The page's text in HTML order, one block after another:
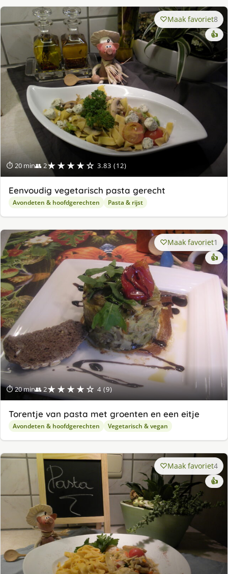
⏱ 20 min👥 2★★★★☆ 3.83 (12)
Maak favoriet8
👍
Eenvoudig vegetarisch pasta gerecht
Avondeten & hoofdgerechten Pasta & rijst
⏱ 20 min👥 2★★★★☆ 4 (9)
Maak favoriet1
👍
Torentje van pasta met groenten en een eitje
Avondeten & hoofdgerechten Vegetarisch & vegan
Maak favoriet4
👍